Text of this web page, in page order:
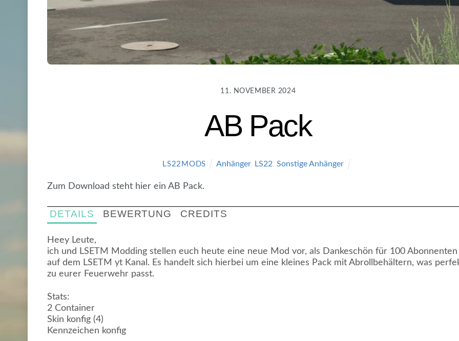
11. NOVEMBER 2024
AB Pack
LS22MODS Anhänger, LS22 ,Sonstige Anhänger
Zum Download steht hier ein AB Pack.
DETAILS BEWERTUNG CREDITS
Heey Leute,
ich und LSETM Modding stellen euch heute eine neue Mod vor, als Dankeschön für 100 Abonnenten
auf dem LSETM yt Kanal. Es handelt sich hierbei um eine kleines Pack mit Abrollbehältern, was
zu eurer Feuerwehr passt.
Stats:
2 Container
Skin konfig (4)
Kennzeichen konfig